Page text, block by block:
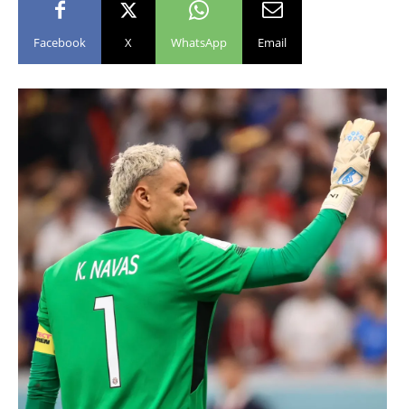
Facebook X WhatsApp Email